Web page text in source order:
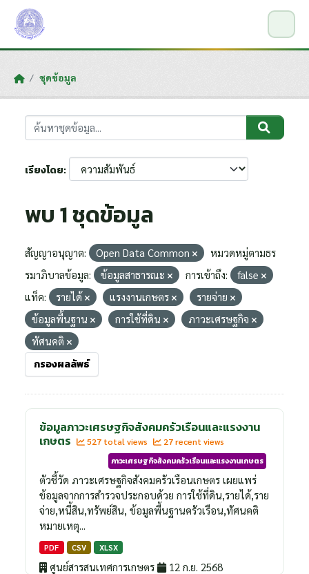
Skip to main content
ชุดข้อมูล
เรียงโดย
พบ 1 ชุดข้อมูล
สัญญาอนุญาต: Open Data Common
หมวดหมู่ตามธร
รมาภิบาลข้อมูล:
ข้อมูลสาธารณะ การเข้าถึง:
false
แท็ค:
รายได้ แรงงานเกษตร
รายจ่าย
ข้อมูลพื้นฐาน
การใช้ที่ดิน
ภาวะเศรษฐกิจ
ทัศนคติ
กรองผลลัพธ์
ข้อมูลภาวะเศรษฐกิจสังคมครัวเรือนและแรงงาน
เกษตร
527 total views
27 recent views
ภาวะเศรษฐกิจสังคมครัวเรือนและแรงงานเกษตร
ตัวชี้วัด ภาวะเศรษฐกิจสังคมครัวเรือนเกษตร เผยแพร่
ข้อมูลจากการสำรวจประกอบด้วย การใช้ที่ดิน,รายได้,ราย
จ่าย,หนี้สิน,ทรัพย์สิน, ข้อมูลพื้นฐานครัวเรือน,ทัศนคติ
หมายเหตุ...
PDF CSV XLSX
ศูนย์สารสนเทศการเกษตร 12 ก.ย. 2568